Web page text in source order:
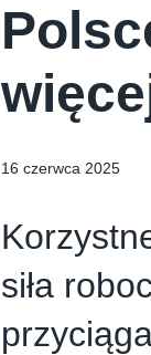
16 czerwca 2025
siła